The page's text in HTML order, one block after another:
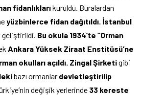
fidanlıklarıkuruldu. Buralardan
yüzbinlerce fidan dağıtıldı. İstanbul
geliştirildi. Bu okula 1934’te “Orman
Ankara Yüksek Ziraat Enstitüsü’ne
okulları açıldı. Zingal Şirketigibi
bazı ormanlar devletleştirilip
değişik yerlerinde 33 kereste